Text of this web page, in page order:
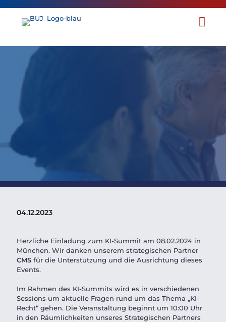
KI-Summit
04.12.2023
Herzliche Einladung zum KI-Summit am 08.02.2024 in
München. Wir danken unserem strategischen Partner
CMS für die Unterstützung und die Ausrichtung dieses
Events.
Im Rahmen des KI-Summits wird es in verschiedenen
Sessions um aktuelle Fragen rund um das Thema „KI-
Recht“ gehen. Die Veranstaltung beginnt um 10:00 Uhr
in den Räumlichkeiten unseres Strategischen Partners